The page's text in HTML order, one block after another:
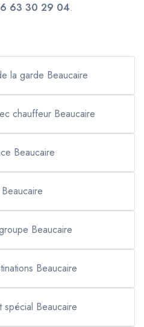
63 30 29 04.
la garde Beaucaire
chauffeur Beaucaire
Beaucaire
Beaucaire
Beaucaire
spécial Beaucaire